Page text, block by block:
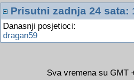
14.06.2026 11:16 Google sada
(Avko)
14.06.2026 11:14 Jos jedna
MacBooku sa zaslonom na dodir
14.06.2026 11:09 Ako ovu stranu
Prisutni zadnja 24 sata:
Danasnji posjetioci:
dragan59
Sva vremena su GMT